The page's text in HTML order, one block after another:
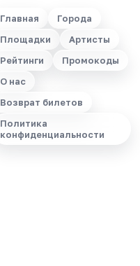
Главная
Города
Площадки
Артисты
Рейтинги
Промокоды
О нас
Возврат билетов
Политика
конфиденциальности